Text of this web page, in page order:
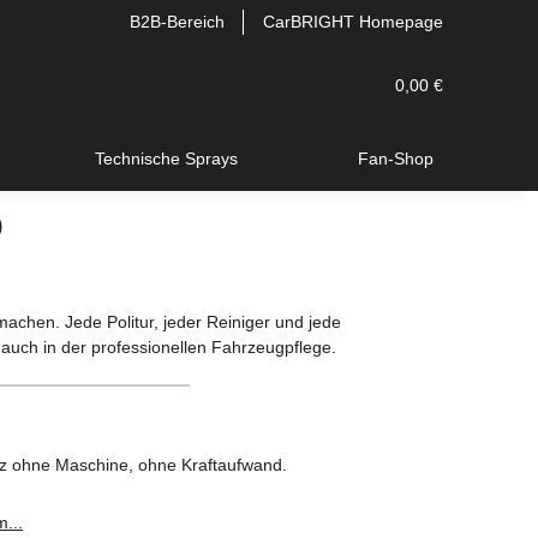
B2B-Bereich CarBRIGHT Homepage
0,00 €
Technische Sprays Fan-Shop
Jede Politur, jeder Reiniger und jede
in der professionellen Fahrzeugpflege.
Maschine, ohne Kraftaufwand.